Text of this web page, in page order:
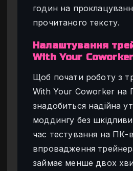
годин на
прочитаного тексту.
Налаштування
With Your
Щоб почати роботу з
With Your Coworker на
знадобиться надійна
моддингу без
час тестування на ПК-
впровадження
займає менше двох